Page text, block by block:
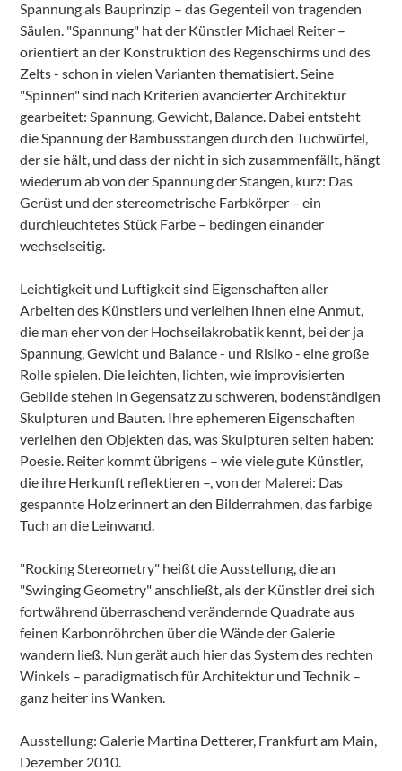
Spannung als Bauprinzip – das Gegenteil von tragenden
Säulen. "Spannung" hat der Künstler Michael Reiter –
orientiert an der Konstruktion des Regenschirms und des
Zelts - schon in vielen Varianten thematisiert. Seine
"Spinnen" sind nach Kriterien avancierter Architektur
gearbeitet: Spannung, Gewicht, Balance. Dabei entsteht
die Spannung der Bambusstangen durch den Tuchwürfel,
der sie hält, und dass der nicht in sich zusammenfällt, hängt
wiederum ab von der Spannung der Stangen, kurz: Das
Gerüst und der stereometrische Farbkörper – ein
durchleuchtetes Stück Farbe – bedingen einander
wechselseitig.
Leichtigkeit und Luftigkeit sind Eigenschaften aller
Arbeiten des Künstlers und verleihen ihnen eine Anmut,
die man eher von der Hochseilakrobatik kennt, bei der ja
Spannung, Gewicht und Balance - und Risiko - eine große
Rolle spielen. Die leichten, lichten, wie improvisierten
Gebilde stehen in Gegensatz zu schweren, bodenständigen
Skulpturen und Bauten. Ihre ephemeren Eigenschaften
verleihen den Objekten das, was Skulpturen selten haben:
Poesie. Reiter kommt übrigens – wie viele gute Künstler,
die ihre Herkunft reflektieren –, von der Malerei: Das
gespannte Holz erinnert an den Bilderrahmen, das farbige
Tuch an die Leinwand.
"Rocking Stereometry" heißt die Ausstellung, die an
"Swinging Geometry" anschließt, als der Künstler drei sich
fortwährend überraschend verändernde Quadrate aus
feinen Karbonröhrchen über die Wände der Galerie
wandern ließ. Nun gerät auch hier das System des rechten
Winkels – paradigmatisch für Architektur und Technik –
ganz heiter ins Wanken.
Ausstellung: Galerie Martina Detterer, Frankfurt am Main,
Dezember 2010.